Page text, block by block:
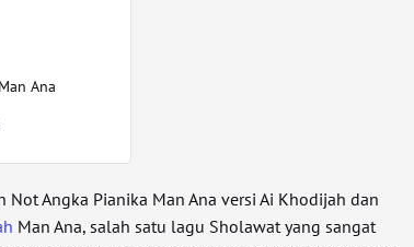
Ana
Not Angka Pianika Man Ana versi Ai Khodijah dan
Man Ana, salah satu lagu Sholawat yang sangat